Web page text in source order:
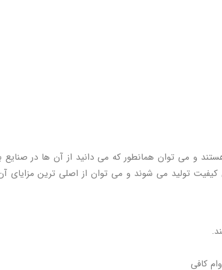
و می توان همانطور که می دانید از آن ها در صنایع
تولید می شوند و می توان از اصلی ترین مزایای
کافی